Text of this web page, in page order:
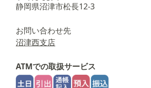
静岡県沼津市松長12-3
お問い合わせ先
沼津西支店
ATMでの取扱サービス